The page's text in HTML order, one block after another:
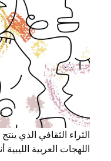
الثراء الثقافي الذي
اللهجات العربية الليبية